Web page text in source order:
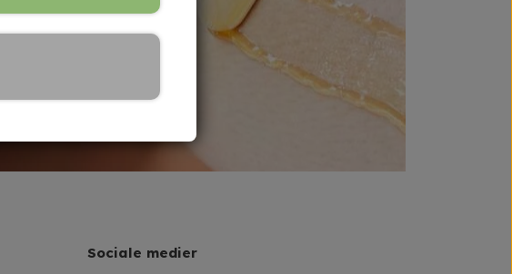
Sociale medier